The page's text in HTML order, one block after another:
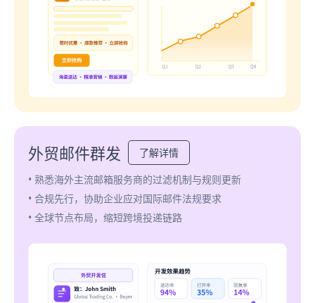
外贸邮件群发
了解详情
• 熟悉海外主流邮箱服务商的过滤机制与规则更新
• 合规先行，协助企业应对国际邮件法规要求
• 全球节点布局，缩短跨境投递链路